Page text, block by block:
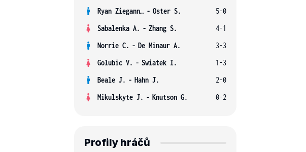
Ryan Ziegann S. - Oster S.
5-0
Sabalenka A. - Zhang S.
4-1
Norrie C. - De Minaur A.
3-3
Golubic V. - Swiatek I.
1-3
Beale J. - Hahn J.
2-0
Mikulskyte J. - Knutson G. 0-2
Profily hráčů